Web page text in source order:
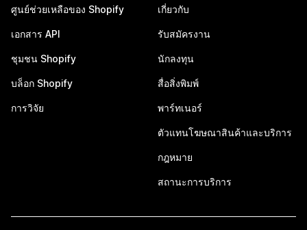
ศูนย์ช่วยเหลือของ Shopify
เอกสาร API
ชุมชน Shopify
บล็อก Shopify
การวิจัย
เกี่ยวกับ
รับสมัครงาน
นักลงทุน
สื่อสิ่งพิมพ์
พาร์ทเนอร์
ตัวแทนโฆษณาสินค้าและบริการ
กฎหมาย
สถานะการบริการ